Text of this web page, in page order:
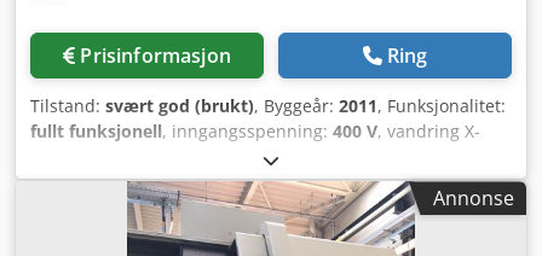
Prisinformasjon Ring
Tilstand: svært god (brukt), Byggeår: 2011, Funksjonalitet:
fullt funksjonell, inngangsspenning: 400 V, vandring X-
, vandring Y-aksen:
bevegelsesavstand Z-akse:600 mm, antall plasser i
verktøymagasinet:55, total høyde:3 600 mm, total lengde:
, total bredde:4 200 mm, totalvekt:15 500 kg
Annonse